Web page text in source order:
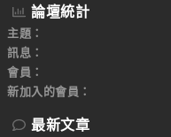
論壇統計
主題
訊息
會員
新加入的會員
最新文章